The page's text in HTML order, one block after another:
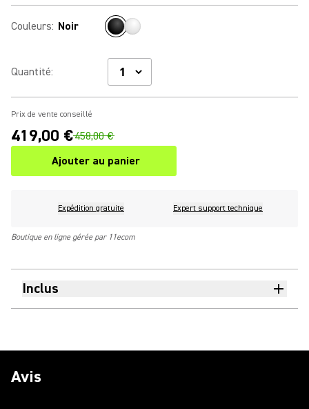
Couleurs: Noir
Quantité:
Prix de vente conseillé
419,00 €458,00 €
Ajouter au panier
Expédition gratuite Expert support technique
Boutique en ligne gérée par 11ecom
Inclus
Avis